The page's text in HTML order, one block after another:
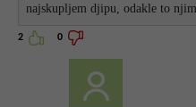
najskupljem djipu, odakle to
2 0